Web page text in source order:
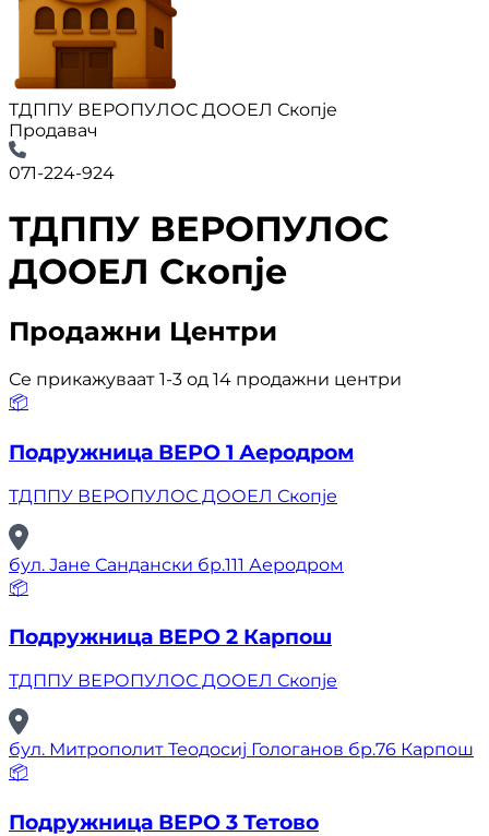
ТДППУ ВЕРОПУЛОС ДООЕЛ Скопје
Продавач
071-224-924
ТДППУ ВЕРОПУЛОС
ДООЕЛ Скопје
Продажни Центри
Се прикажуваат 1-3 од 14 продажни центри
📦
Подружница ВЕРО 1 Аеродром
ТДППУ ВЕРОПУЛОС ДООЕЛ Скопје
бул. Јане Сандански бр.111 Аеродром
📦
Подружница ВЕРО 2 Карпош
ТДППУ ВЕРОПУЛОС ДООЕЛ Скопје
бул. Митрополит Теодосиј Гологанов бр.76 Карпош
📦
Подружница ВЕРО 3 Тетово